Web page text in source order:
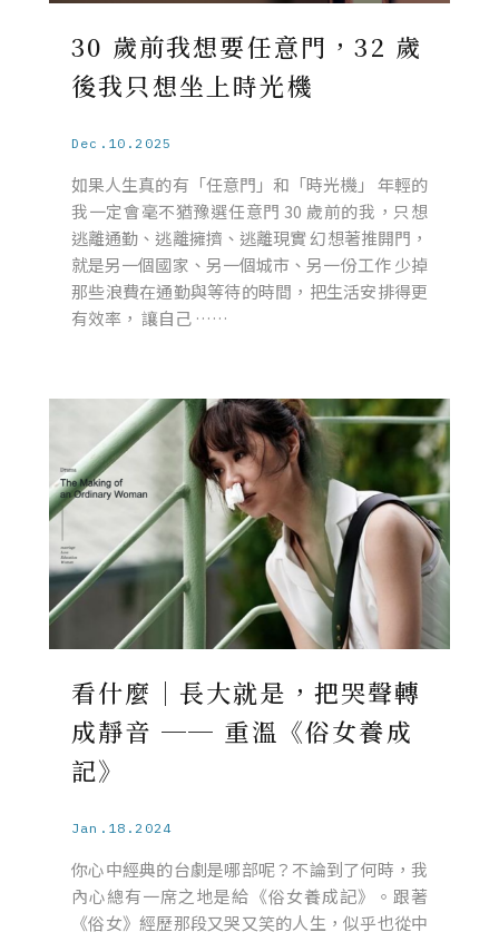
30 歲前我想要任意門，32 歲
後我只想坐上時光機
Dec.10.2025
如果人生真的有「任意門」和「時光機」 年輕的
我一定會毫不猶豫選任意門 30 歲前的我，只想
逃離通勤、逃離擁擠、逃離現實 幻想著推開門，
就是另一個國家、另一個城市、另一份工作 少掉
那些浪費在通勤與等待的時間，把生活安排得更
有效率， 讓自己 ……
看什麼｜長大就是，把哭聲轉
成靜音 ── 重溫《俗女養成
記》
Jan.18.2024
你心中經典的台劇是哪部呢？不論到了何時，我
內心總有一席之地是給《俗女養成記》。跟著
《俗女》經歷那段又哭又笑的人生，似乎也從中